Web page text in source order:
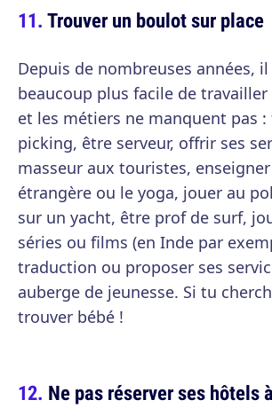
Trouver un boulot sur place
Depuis de nombreuses années,
beaucoup plus facile de travailler
et les métiers ne manquent pas
picking, être serveur, offrir ses
masseur aux touristes,
étrangère ou le yoga, jouer au
sur un yacht, être prof de surf,
séries ou films (en Inde par
traduction ou proposer ses
auberge de jeunesse. Si tu
trouver bébé !
Ne pas réserver ses hôtels